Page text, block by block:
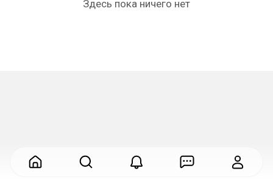
Здесь пока ничего нет